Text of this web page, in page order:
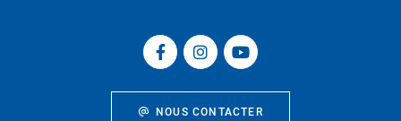
NOUS CONTACTER